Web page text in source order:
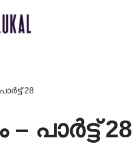
28
പാർട്ട്‌ 28